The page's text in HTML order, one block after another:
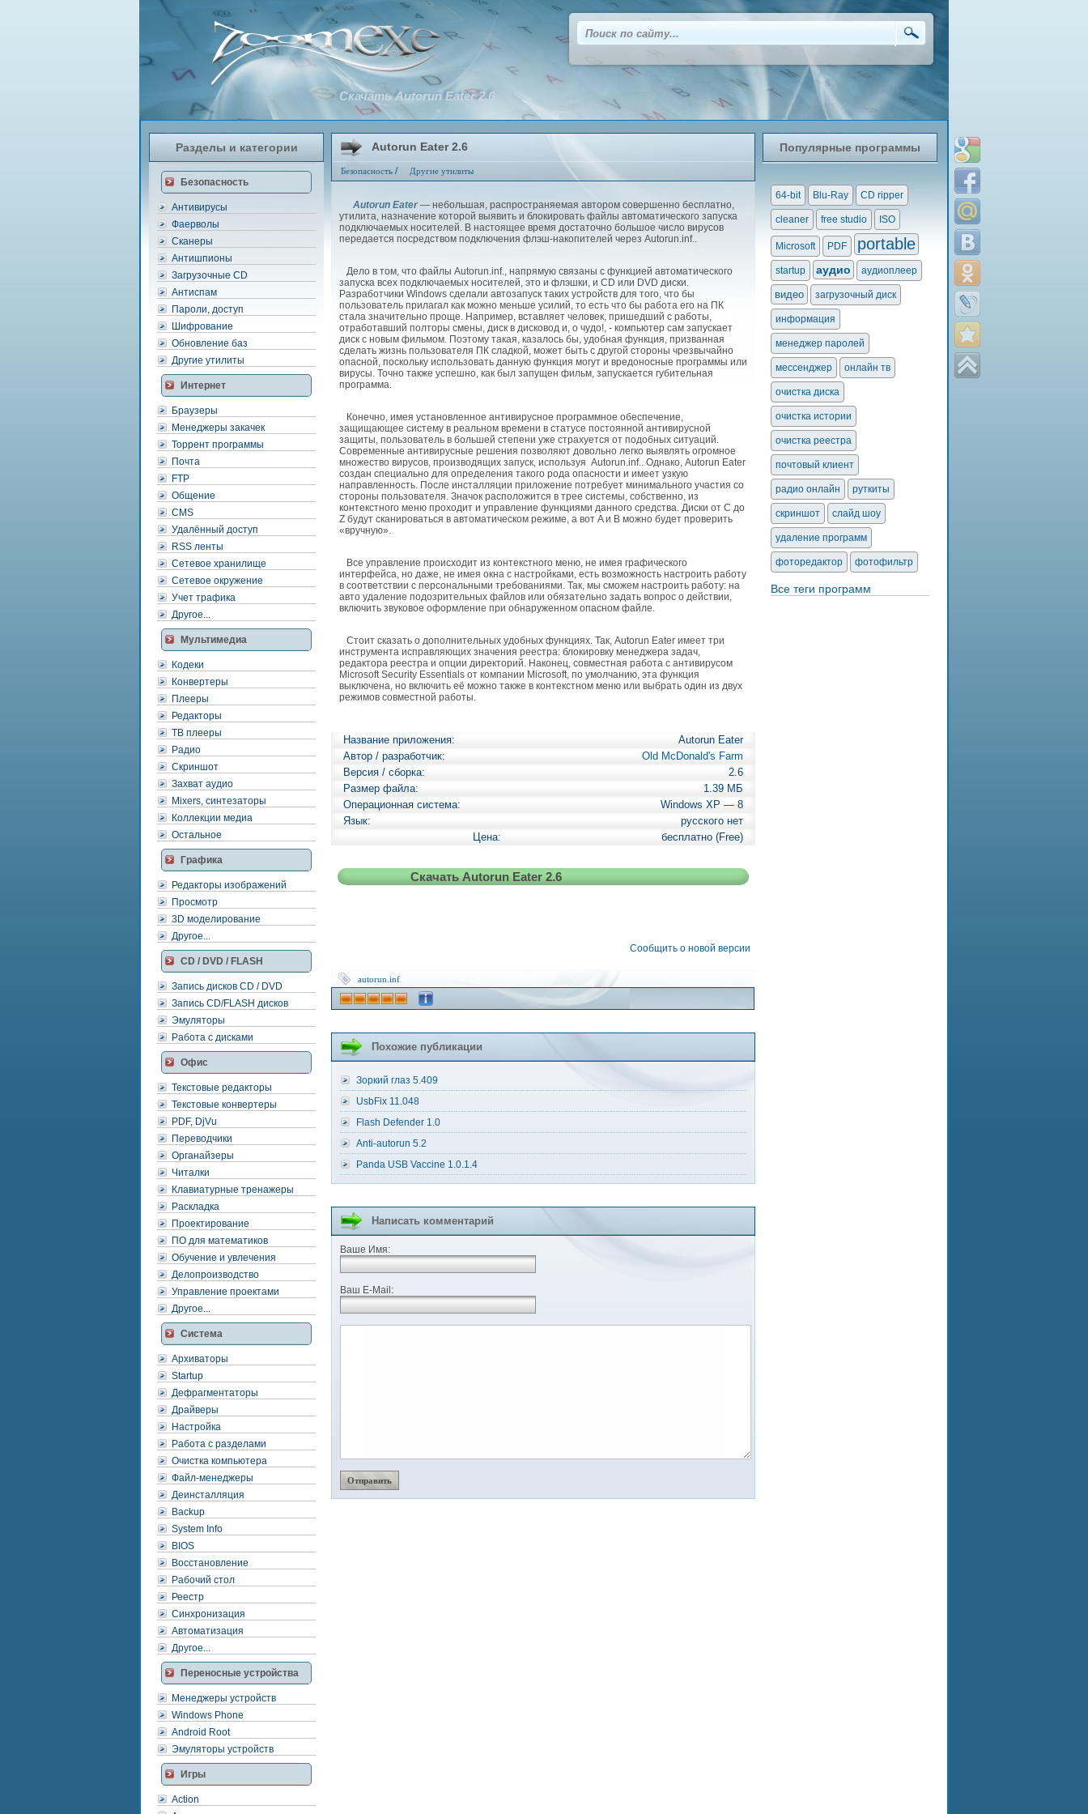
Разделы и категории
Безопасность
Антивирусы
Фаерволы
Сканеры
Антишпионы
Загрузочные CD
Антиспам
Пароли, доступ
Шифрование
Обновление баз
Другие утилиты
Интернет
Браузеры
Менеджеры закачек
Торрент программы
Почта
FTP
Общение
CMS
Удалённый доступ
RSS ленты
Сетевое хранилище
Сетевое окружение
Учет трафика
Другое...
Мультимедиа
Кодеки
Конвертеры
Плееры
Редакторы
ТВ плееры
Радио
Скриншот
Захват аудио
Mixers, синтезаторы
Коллекции медиа
Остальное
Графика
Редакторы изображений
Просмотр
3D моделирование
Другое...
CD / DVD / FLASH
Запись дисков CD / DVD
Запись CD/FLASH дисков
Эмуляторы
Работа с дисками
Офис
Текстовые редакторы
Текстовые конвертеры
PDF, DjVu
Переводчики
Органайзеры
Читалки
Клавиатурные тренажеры
Раскладка
Проектирование
ПО для математиков
Обучение и увлечения
Делопроизводство
Управление проектами
Другое...
Система
Архиваторы
Startup
Дефрагментаторы
Драйверы
Настройка
Работа с разделами
Очистка компьютера
Файл-менеджеры
Деинсталляция
Backup
System Info
BIOS
Восстановление
Рабочий стол
Реестр
Синхронизация
Автоматизация
Другое...
Переносные устройства
Менеджеры устройств
Windows Phone
Android Root
Эмуляторы устройств
Игры
Action
Autorun Eater 2.6
Безопасность / Другие утилиты
Скачать Autorun Eater 2.6
Autorun Eater — небольшая, распространяемая автором совершенно бесплатно,
утилита, назначение которой выявить и блокировать файлы автоматического запуска
подключаемых носителей. В настоящее время достаточно большое число вирусов
передается посредством подключения флэш-накопителей через Autorun.inf..
Дело в том, что файлы Autorun.inf., напрямую связаны с функцией автоматического
запуска всех подключаемых носителей, это и флэшки, и CD или DVD диски.
Разработчики Windows сделали автозапуск таких устройств для того, что бы
пользователь прилагал как можно меньше усилий, то есть что бы работа его на ПК
стала значительно проще. Например, вставляет человек, пришедший с работы,
отработавший полторы смены, диск в дисковод и, о чудо!, - компьютер сам запускает
диск с новым фильмом. Поэтому такая, казалось бы, удобная функция, призванная
сделать жизнь пользователя ПК сладкой, может быть с другой стороны чрезвычайно
опасной, поскольку использовать данную функция могут и вредоносные программы или
вирусы. Точно также успешно, как был запущен фильм, запускается губительная
программа.
Конечно, имея установленное антивирусное программное обеспечение,
защищающее систему в реальном времени в статусе постоянной антивирусной
защиты, пользователь в большей степени уже страхуется от подобных ситуаций.
Современные антивирусные решения позволяют довольно легко выявлять огромное
множество вирусов, производящих запуск, используя Autorun.inf.. Однако, Autorun Eater
создан специально для определения такого рода опасности и имеет узкую
направленность. После инсталляции приложение потребует минимального участия со
стороны пользователя. Значок расположится в трее системы, собственно, из
контекстного меню проходит и управление функциями данного средства. Диски от C до
Z будут сканироваться в автоматическом режиме, а вот A и B можно будет проверить
«вручную».
Все управление происходит из контекстного меню, не имея графического
интерфейса, но даже, не имея окна с настройками, есть возможность настроить работу
в соответствии с персональными требованиями. Так, мы сможем настроить работу: на
авто удаление подозрительных файлов или обязательно задать вопрос о действии,
включить звуковое оформление при обнаруженном опасном файле.
Стоит сказать о дополнительных удобных функциях. Так, Autorun Eater имеет три
инструмента исправляющих значения реестра: блокировку менеджера задач,
редактора реестра и опции директорий. Наконец, совместная работа с антивирусом
Microsoft Security Essentials от компании Microsoft, по умолчанию, эта функция
выключена, но включить её можно также в контекстном меню или выбрать один из двух
режимов совместной работы.
Название приложения:
Autorun Eater
Автор / разработчик:
Old McDonald's Farm
Версия / сборка:
2.6
Размер файла:
1.39 МБ
Операционная система:
Windows XP — 8
Язык:
русского нет
Цена:
бесплатно (Free)
Скачать Autorun Eater 2.6
Сообщить о новой версии
autorun.inf
Похожие публикации
Зоркий глаз 5.409
UsbFix 11.048
Flash Defender 1.0
Anti-autorun 5.2
Panda USB Vaccine 1.0.1.4
Написать комментарий
Ваше Имя:
Ваш E-Mail:
Популярные программы
64-bit Blu-Ray CD ripper
cleaner free studio ISO
Microsoft PDF portable
startup аудио аудиоплеер
видео загрузочный диск
информация
менеджер паролей
мессенджер онлайн тв
очистка диска
очистка истории
очистка реестра
почтовый клиент
радио онлайн руткиты
скриншот слайд шоу
удаление программ
фоторедактор фотофильтр
Все теги программ